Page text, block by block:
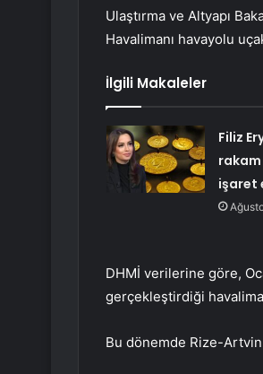
Ulaştırma ve Altyapı
Havalimanı havayolu
İlgili Makaleler
Filiz
rakam
işaret
DHMİ verilerine göre,
gerçekleştirdiği
Bu dönemde Rize-Artvin